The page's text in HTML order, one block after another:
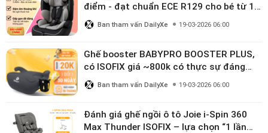
điểm - đạt chuẩn ECE R129 cho bé từ 1–
10 tuổi
Ban tham vấn DailyXe 19-03-2026 06:00
Ghế booster BABYPRO BOOSTER PLUS,
có ISOFIX giá ~800k có thực sự đáng
mua?
Ban tham vấn DailyXe 19-03-2026 06:00
Đánh giá ghế ngồi ô tô Joie i-Spin 360
Max Thunder ISOFIX – lựa chọn “1 lần